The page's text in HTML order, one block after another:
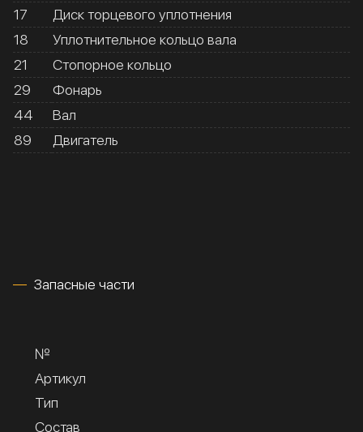
17
Диск торцевого уплотнения
18
Уплотнительное кольцо вала
21
Стопорное кольцо
29
Фонарь
44
Вал
89
Двигатель
Запасные части
№
Артикул
Тип
Состав